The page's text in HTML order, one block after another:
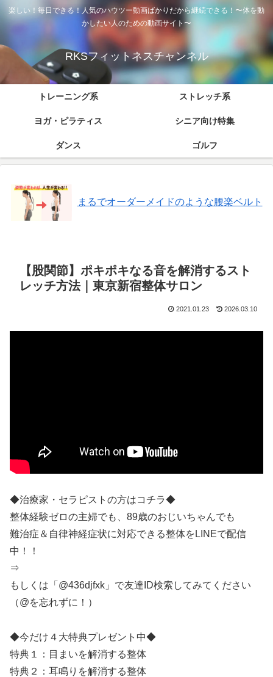
楽しい！毎日できる！人気のハウツー動画ばかりだから継続できる！〜体を動
かしたい人のための動画サイト〜
RKSフィットネスチャンネル
トレーニング系 ストレッチ系
ヨガ・ピラティス シニア向け特集
ダンス ゴルフ
まるでオーダーメイドのような腰楽ベルト
【股関節】ポキポキなる音を解消するスト
レッチ方法｜東京新宿整体サロン
2021.01.23 2026.03.10
◆治療家・セラピストの方はコチラ◆
整体経験ゼロの主婦でも、89歳のおじいちゃんでも
難治症＆自律神経症状に対応できる整体をLINEで配信
中！！
⇒
もしくは「@436djfxk」で友達ID検索してみてください
（@を忘れずに！）
◆今だけ４大特典プレゼント中◆
特典１：目まいを解消する整体
特典２：耳鳴りを解消する整体